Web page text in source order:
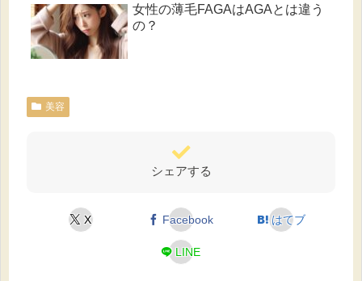
女性の薄毛FAGAはAGAとは違う
の？
美容
シェアする
X Facebook はてブ
LINE